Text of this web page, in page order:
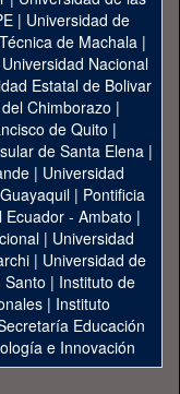
| Universidad de
de Machala|
Universidad Nacional
Estatal de Bolivar
Chimborazo |
de Quito |
de Santa Elena|
| Universidad
| Pontificia
Ecuador - Ambato |
| Universidad
| Universidad de
Santo | Instituto de
| Instituto
Educación
e Innovación